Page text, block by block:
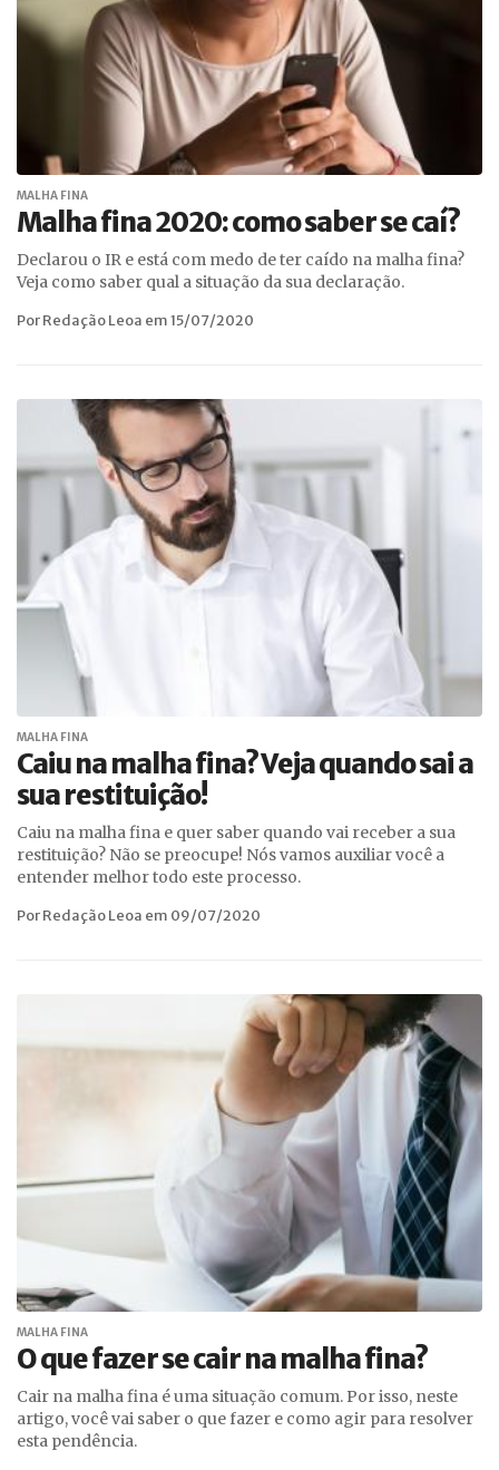
MALHA FINA
Malha fina 2020: como saber se caí?
Declarou o IR e está com medo de ter caído na malha fina?
Veja como saber qual a situação da sua declaração.
Por Redação Leoa em 15/07/2020
MALHA FINA
Caiu na malha fina? Veja quando sai a
sua restituição!
Caiu na malha fina e quer saber quando vai receber a sua
restituição? Não se preocupe! Nós vamos auxiliar você a
entender melhor todo este processo.
Por Redação Leoa em 09/07/2020
MALHA FINA
O que fazer se cair na malha fina?
Cair na malha fina é uma situação comum. Por isso, neste
artigo, você vai saber o que fazer e como agir para resolver
esta pendência.